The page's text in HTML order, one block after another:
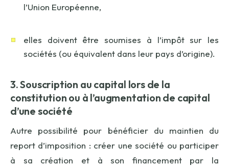
l’Union Européenne,
elles doivent être soumises à l’impôt sur les
sociétés (ou équivalent dans leur pays d’origine).
3. Souscription au capital lors de la
constitution ou à l’augmentation de capital
d’une société
Autre possibilité pour bénéficier du maintien du
report d’imposition : créer une société ou participer
à sa création et à son financement par la